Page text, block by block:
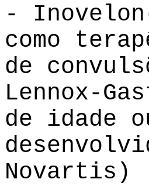
-
como
de
Lennox-
de idade
Novartis)